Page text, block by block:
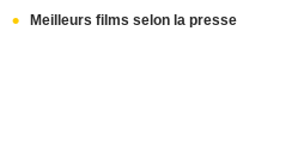
Meilleurs films selon la presse